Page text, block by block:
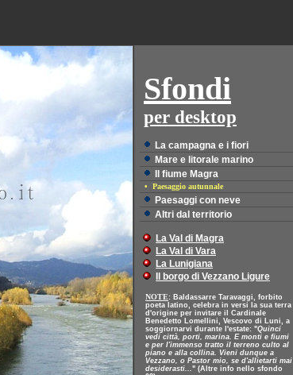
Sfondi
per desktop
La campagna e i fiori
Mare e litorale marino
Il fiume Magra
• Paesaggio autunnale
Paesaggi con neve
Altri dal territorio
La Val di Magra
La Val di Vara
La Lunigiana
Il borgo di Vezzano Ligure
NOTE : Baldassarre Taravaggi, forbito
poeta latino, celebra in versi la sua terra
d'origine per invitare il Cardinale
Benedetto Lomellini, Vescovo di Luni, a
soggiornarvi durante l'estate: "Quinci
vedi città, porti, marina. E monti e fiumi
e per l'immenso tratto il terreno culto al
piano e alla collina. Vieni dunque a
Vezzano, o Pastor mio, se d'allietarti mai
desiderasti..." (Altre info nello sfondo